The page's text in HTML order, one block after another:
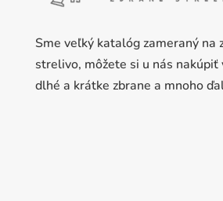
Sme veľký katalóg zameraný na
strelivo, môžete si u nás nakúpiť
dlhé a krátke zbrane a mnoho